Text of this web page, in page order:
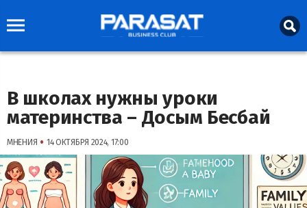
В школах нужны уроки
материнства – Досым Бесбай
МНЕНИЯ • 14 ОКТЯБРЯ 2024, 17:00